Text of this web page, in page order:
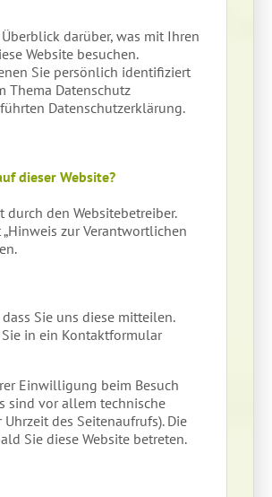
darüber, was mit Ihren
Website besuchen.
Sie persönlich identifiziert
Thema Datenschutz
Datenschutzerklärung.
dieser Website?
den Websitebetreiber.
zur Verantwortlichen
Sie uns diese mitteilen.
in ein Kontaktformular
Einwilligung beim Besuch
sind vor allem technische
des Seitenaufrufs). Die
Sie diese Website betreten.